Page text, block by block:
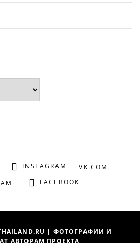
INSTAGRAM
VK.COM
FACEBOOK
| ФОТОГРАФИИ И
АВТОРАМ ПРОЕКТА